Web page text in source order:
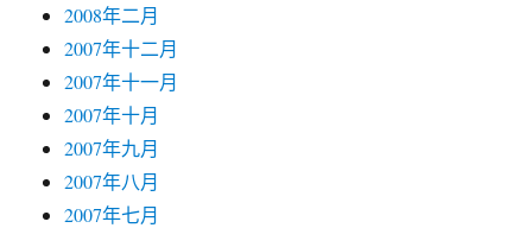
2008年二月
2007年十二月
2007年十一月
2007年十月
2007年九月
2007年八月
2007年七月